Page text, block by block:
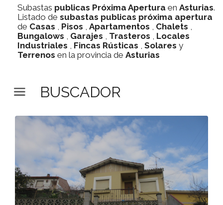
Subastas publicas Próxima Apertura en Asturias.
Listado de subastas publicas próxima apertura
de Casas , Pisos , Apartamentos , Chalets ,
Bungalows , Garajes , Trasteros , Locales
Industriales , Fincas Rústicas , Solares y
Terrenos en la provincia de Asturias
BUSCADOR